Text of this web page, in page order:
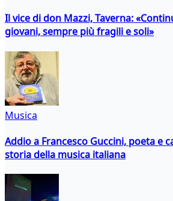
Il vice di don Mazzi, Taverna:
giovani, sempre più fragili e soli»
Musica
Addio a Francesco Guccini, poeta e
storia della musica italiana